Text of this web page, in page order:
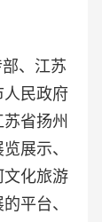
、江苏
人民政府
省扬州
展示、
文化旅游
平台、